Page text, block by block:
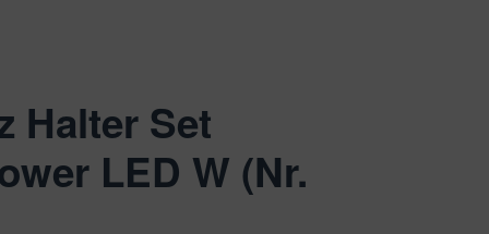
Halter Set
LED W (Nr.